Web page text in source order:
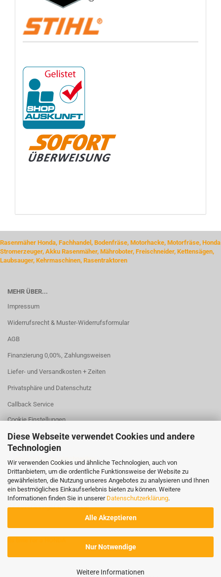
Diese Webseite verwendet Cookies und andere
Technologien
Wir verwenden Cookies und ähnliche Technologien, auch von
Drittanbietern, um die ordentliche Funktionsweise der Website zu
gewährleisten, die Nutzung unseres Angebotes zu analysieren und Ihnen
ein bestmögliches Einkaufserlebnis bieten zu können. Weitere
Informationen finden Sie in unserer Datenschutzerklärung.
Alle Akzeptieren
Nur Notwendige
Weitere Informationen
Rasenmäher Honda, Fachhandel, Bodenfräse, Motorhacke, Motorfräse, Honda
Stromerzeuger, Akku Rasenmäher, Mähroboter, Freischneider, Kettensägen,
Laubsauger, Kehrmaschinen, Rasentraktoren
MEHR ÜBER...
Impressum
Widerrufsrecht & Muster-Widerrufsformular
AGB
Finanzierung 0,00%, Zahlungsweisen
Liefer- und Versandkosten + Zeiten
Privatsphäre und Datenschutz
Callback Service
Cookie Einstellungen
... einfach besser abschneiden
Rasenmaeher2000.de
Ihr zuverlässiger Onlineshop
its time for a HONDA